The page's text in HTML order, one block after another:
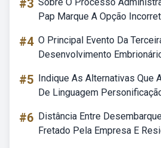
#3
Pap Marque A Opção
#4 O Principal Evento Da
Desenvolvimento
#5 Indique As Alternativas Que
De Linguagem
#6 Distância Entre
Fretado Pela Empresa E